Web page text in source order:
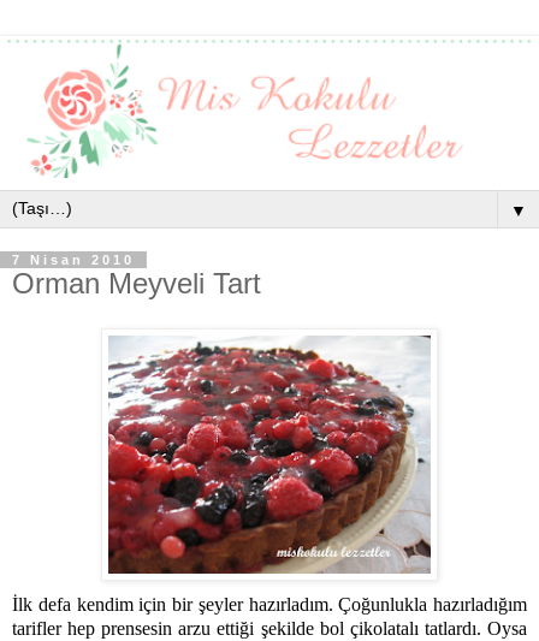
▼
7 Nisan 2010
Orman Meyveli Tart
İlk defa kendim için bir şeyler hazırladım. Çoğunlukla hazırladığım
tarifler hep prensesin arzu ettiği şekilde bol çikolatalı tatlardı. Oysa